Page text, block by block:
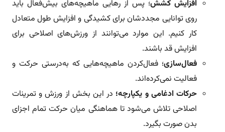
افزایش کشش؛ پس از رهایی ماهیچه‌های بیش‌فعال باید
روی توانایی مجددشان برای کشیدگی و افزایش طول متعادل
کار کنیم. این موارد می‌توانند از ورزش‌های اصلاحی برای
افزایش قد باشند.
فعال‌سازی؛ فعال‌کردن ماهیچه‌هایی که به‌درستی حرکت و
فعالیت نمی‌کرده‌اند.
حرکات ادغامی و یکپارچه؛ در این بخش از ورزش و تمرینات
اصلاحی تلاش می‌شود تا هماهنگی میان حرکت تمام اجزای
بدن صورت بگیرد.